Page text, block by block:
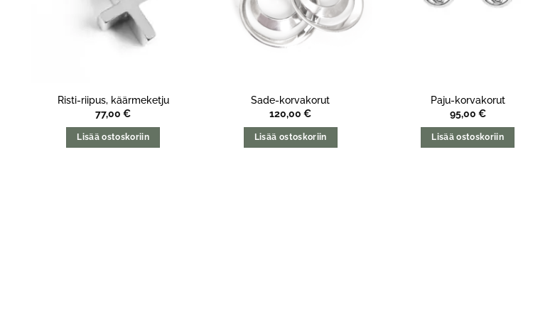
Risti-riipus, käärmeketju
77,00€
Lisää ostoskoriin
Sade-korvakorut
120,00€
Lisää ostoskoriin
Paju-korvakorut
95,00 €
Lisää ostoskoriin